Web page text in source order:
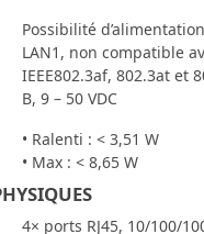
Possibilité
LAN1, non compatible
IEEE802.3af, 802.3at et
B, 9 – 50 VDC
• Ralenti : < 3,51 W
• Max : < 8,65 W
4× ports RJ45, 10/100/